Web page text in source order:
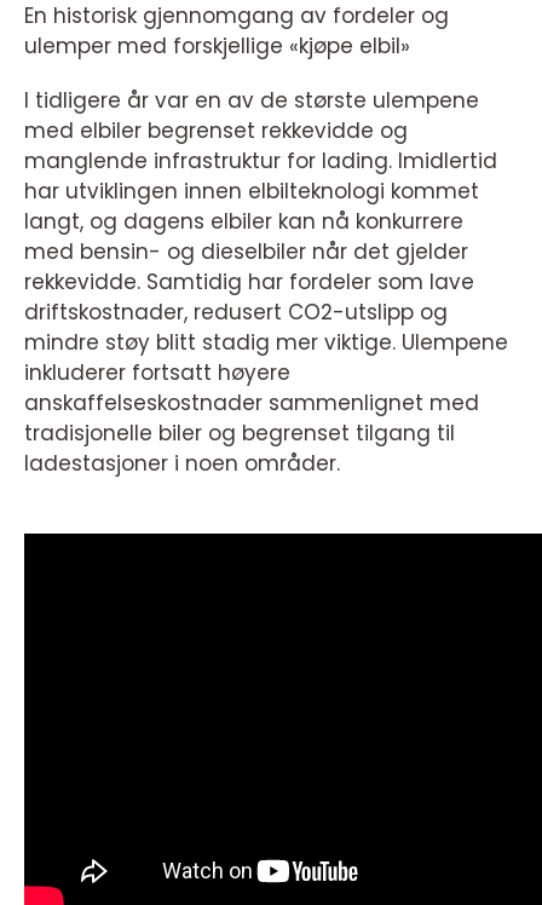
En historisk gjennomgang av fordeler og
ulemper med forskjellige «kjøpe elbil»
I tidligere år var en av de største ulempene
med elbiler begrenset rekkevidde og
manglende infrastruktur for lading. Imidlertid
har utviklingen innen elbilteknologi kommet
langt, og dagens elbiler kan nå konkurrere
med bensin- og dieselbiler når det gjelder
rekkevidde. Samtidig har fordeler som lave
driftskostnader, redusert CO2-utslipp og
mindre støy blitt stadig mer viktige. Ulempene
inkluderer fortsatt høyere
anskaffelseskostnader sammenlignet med
tradisjonelle biler og begrenset tilgang til
ladestasjoner i noen områder.